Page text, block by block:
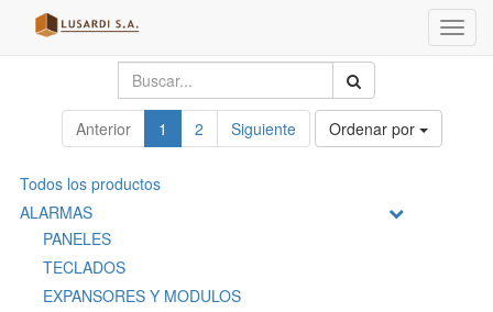
Menú
de
Anterior 1 2 Siguiente Ordenar por
Todos los productos
ALARMAS
PANELES
TECLADOS
EXPANSORES Y MODULOS